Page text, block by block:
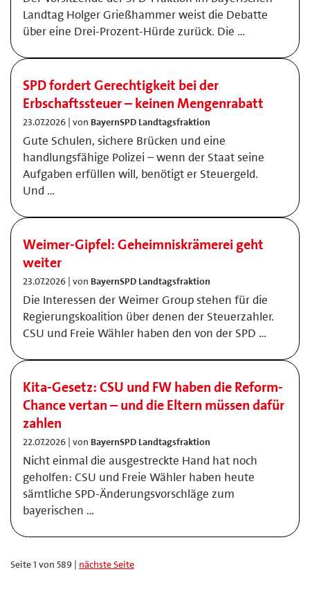
Landtag Holger Grießhammer weist die Debatte
über eine Drei-Prozent-Hürde zurück. Die …
SPD fordert Gerechtigkeit bei der
Erbschaftssteuer – keinen Mengenrabatt
23.07.2026 | von BayernSPD Landtagsfraktion
Gute Schulen, sichere Brücken und eine
handlungsfähige Polizei – wenn der Staat seine
Aufgaben erfüllen will, benötigt er Steuergeld.
Und …
Weimer-Gipfel: Geheimniskrämerei geht
weiter
23.07.2026 | von BayernSPD Landtagsfraktion
Die Interessen der Weimer Group stehen für die
Regierungskoalition über denen der Steuerzahler.
CSU und Freie Wähler haben den von der SPD …
Kita-Gesetz: CSU und FW haben die Reform-
Chance vertan – und die Eltern müssen dafür
zahlen
22.07.2026 | von BayernSPD Landtagsfraktion
Nicht einmal die ausgestreckte Hand hat noch
geholfen: CSU und Freie Wähler haben heute
sämtliche SPD-Änderungsvorschläge zum
bayerischen …
Seite 1 von 589 | nächste Seite